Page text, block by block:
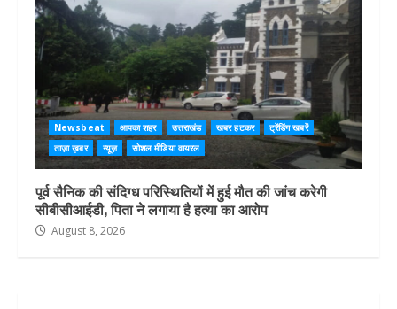
Newsbeat आपका शहर उत्तराखंड खबर हटकर
ट्रेंडिंग खबरें
ताज़ा ख़बर
न्यूज़ सोशल मीडिया वायरल
पूर्व सैनिक की संदिग्ध परिस्थितियों में हुई मौत की जांच करेगी
सीबीसीआईडी, पिता ने लगाया है हत्या का आरोप
August 8, 2026